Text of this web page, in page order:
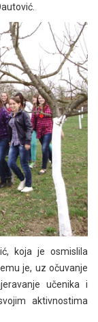
koja je osmislila
je, uz očuvanje
učenika i
aktivnostima